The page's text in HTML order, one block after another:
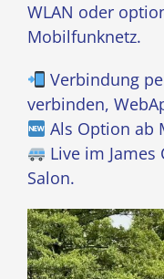
WLAN oder
Mobilfunknetz.
Verbindung
verbinden,
Als Option ab
Live im James
Salon.